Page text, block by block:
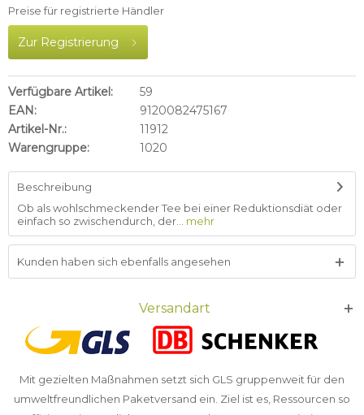
Preise für registrierte Händler
Zur Registrierung
Verfügbare Artikel:
59
EAN:
9120082475167
Artikel-Nr.:
11912
Warengruppe:
1020
Beschreibung
Ob als wohlschmeckender Tee bei einer Reduktionsdiät oder
einfach so zwischendurch, der...
mehr
Kunden haben sich ebenfalls angesehen
Versandart
Mit gezielten Maßnahmen setzt sich GLS gruppenweit für den
umweltfreundlichen Paketversand ein. Ziel ist es, Ressourcen so